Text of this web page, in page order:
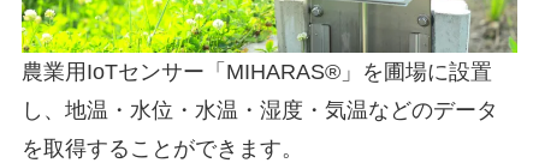
農業用IoTセンサー「MIHARAS®」を圃場に設置
し、地温・水位・水温・湿度・気温などのデータ
を取得することができます。